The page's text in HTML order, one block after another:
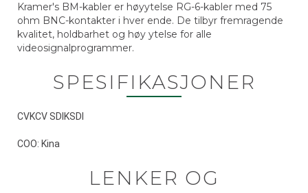
Kramer's BM-kabler er høyytelse RG-6-kabler med 75
ohm BNC-kontakter i hver ende. De tilbyr fremragende
kvalitet, holdbarhet og høy ytelse for alle
videosignalprogrammer.
SPESIFIKASJONER
CVKCV SDIKSDI
COO: Kina
LENKER OG